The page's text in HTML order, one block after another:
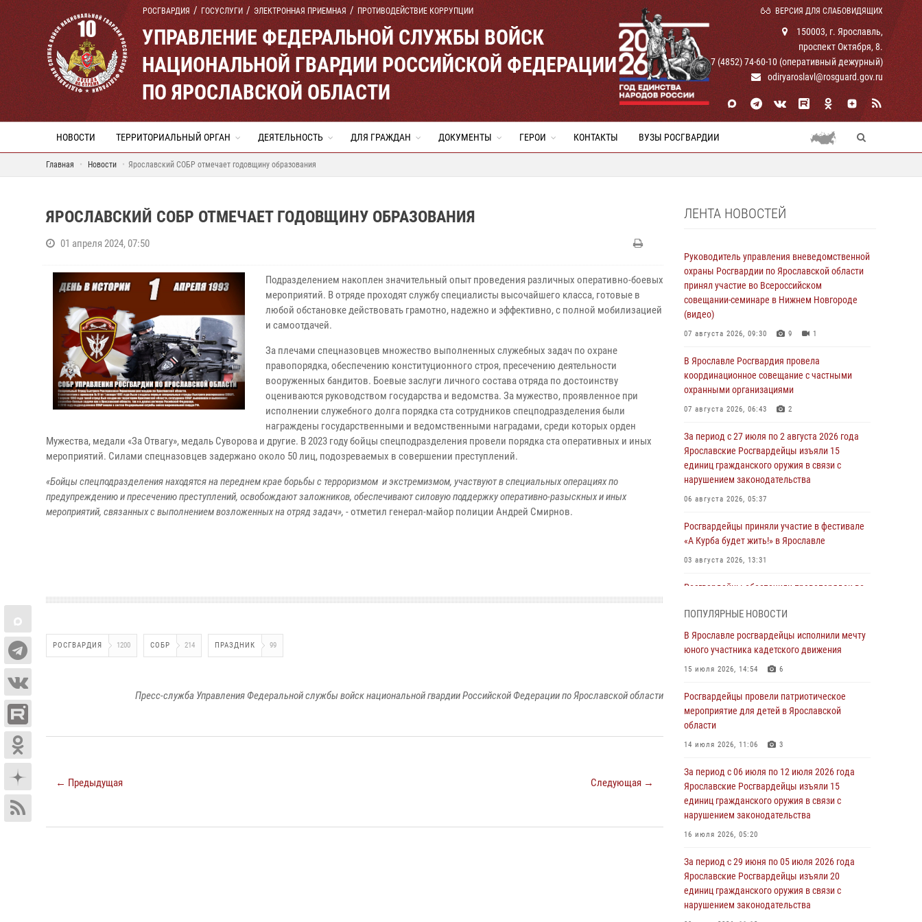
РОСГВАРДИЯ ГОСУСЛУГИ ЭЛЕКТРОННАЯ ПРИЕМНАЯ ПРОТИВОДЕЙСТВИЕ КОРРУПЦИИ ВЕРСИЯ ДЛЯ СЛАБОВИДЯЩИХ
УПРАВЛЕНИЕ ФЕДЕРАЛЬНОЙ СЛУЖБЫ ВОЙСК
НАЦИОНАЛЬНОЙ ГВАРДИИ РОССИЙСКОЙ ФЕДЕРАЦИИ
ПО ЯРОСЛАВСКОЙ ОБЛАСТИ
150003, г. Ярославль,
проспект Октября, 8.
+ 7 (4852) 74-60-10 (оперативный дежурный)
odiryaroslavl@rosguard.gov.ru
НОВОСТИ ТЕРРИТОРИАЛЬНЫЙ ОРГАН ДЕЯТЕЛЬНОСТЬ ДЛЯ ГРАЖДАН ДОКУМЕНТЫ ГЕРОИ КОНТАКТЫ ВУЗЫ РОСГВАРДИИ
Главная Новости Ярославский СОБР отмечает годовщину образования
ЯРОСЛАВСКИЙ СОБР ОТМЕЧАЕТ ГОДОВЩИНУ ОБРАЗОВАНИЯ
01 апреля 2024, 07:50
Подразделением накоплен значительный опыт проведения различных оперативно-боевых
мероприятий. В отряде проходят службу специалисты высочайшего класса, готовые в
любой обстановке действовать грамотно, надежно и эффективно, с полной мобилизацией
и самоотдачей.
За плечами спецназовцев множество выполненных служебных задач по охране
правопорядка, обеспечению конституционного строя, пресечению деятельности
вооруженных бандитов. Боевые заслуги личного состава отряда по достоинству
оцениваются руководством государства и ведомства. За мужество, проявленное при
исполнении служебного долга порядка ста сотрудников спецподразделения были
награждены государственными и ведомственными наградами, среди которых орден
Мужества, медали «За Отвагу», медаль Суворова и другие. В 2023 году бойцы спецподразделения провели порядка ста оперативных и иных
мероприятий. Силами спецназовцев задержано около 50 лиц, подозреваемых в совершении преступлений.
«Бойцы спецподразделения находятся на переднем крае борьбы с терроризмом и экстремизмом, участвуют в специальных операциях по
предупреждению и пресечению преступлений, освобождают заложников, обеспечивают силовую поддержку оперативно-разыскных и иных
мероприятий, связанных с выполнением возложенных на отряд задач», - отметил генерал-майор полиции Андрей Смирнов.
РОСГВАРДИЯ 1200 СОБР 214 ПРАЗДНИК 99
Пресс-служба Управления Федеральной службы войск национальной гвардии Российской Федерации по Ярославской области
← Предыдущая Следующая →
ЛЕНТА НОВОСТЕЙ
Руководитель управления вневедомственной
охраны Росгвардии по Ярославской области
принял участие во Всероссийском
совещании-семинаре в Нижнем Новгороде
(видео)
07 августа 2026, 09:30 9 1
В Ярославле Росгвардия провела
координационное совещание с частными
охранными организациями
07 августа 2026, 06:43 2
За период с 27 июля по 2 августа 2026 года
Ярославские Росгвардейцы изъяли 15
единиц гражданского оружия в связи с
нарушением законодательства
06 августа 2026, 05:37
Росгвардейцы приняли участие в фестивале
«А Курба будет жить!» в Ярославле
03 августа 2026, 13:31
Росгвардейцы обеспечили правопорядок во
Росгвардейцы обеспечили правопорядок во
время празднования Дня воздушно-
03 августа 2026, 07:24
Ярославские росгвардейцы за прошедшую
неделю совершили более 300 выездов по
03 августа 2026, 07:09
Росгвардейцы оказали помощь беременной
женщине во время празднования Дня ВДВ в
За период с 20 июля по 26 июля 2026 года
Ярославские Росгвардейцы изъяли 41
единицу гражданского оружия в связи с
ПОПУЛЯРНЫЕ НОВОСТИ
В Ярославле росгвардейцы исполнили мечту
юного участника кадетского движения
15 июля 2026, 14:54 6
Росгвардейцы провели патриотическое
мероприятие для детей в Ярославской
области
14 июля 2026, 11:06 3
За период с 06 июля по 12 июля 2026 года
Ярославские Росгвардейцы изъяли 15
единиц гражданского оружия в связи с
нарушением законодательства
16 июля 2026, 05:20
За период с 29 июня по 05 июля 2026 года
Ярославские Росгвардейцы изъяли 20
единиц гражданского оружия в связи с
нарушением законодательства